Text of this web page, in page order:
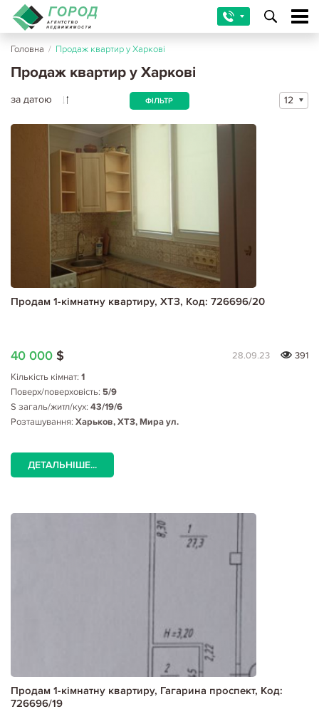
Головна / Продаж квартир у Харкові
Продаж квартир у Харкові
за датою ФІЛЬТР 12
Продам 1-кімнатну квартиру, ХТЗ, Код: 726696/20
40 000 $ 28.09.23
391
Кількість кімнат: 1
Поверх/поверховість: 5/9
S загаль/житл/кух: 43/19/6
Розташування: Харьков, ХТЗ, Мира ул.
ДЕТАЛЬНІШЕ...
Продам 1-кімнатну квартиру, Гагарина проспект, Код:
726696/19